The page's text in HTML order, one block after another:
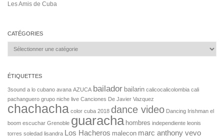
Les Amis de Cuba
CATÉGORIES
Catégories
ÉTIQUETTES
3sound a lo cubano avana AZUCA bailador bailarin calicocalicolombia cali
pachanguero grupo niche live Canciones De Javier Vazquez
chachacha color cuba 2018 dance video Dancing Irishman el
boom escuchar Grenoble guaracha hombres independiente leonis
torres soledad lisandra Los Hacheros malecon marc anthony vevo